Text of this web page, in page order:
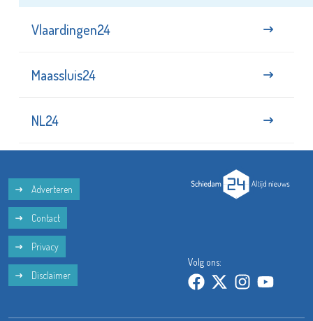
Vlaardingen24
Maassluis24
NL24
Adverteren
Contact
Privacy
Disclaimer
Volg ons: